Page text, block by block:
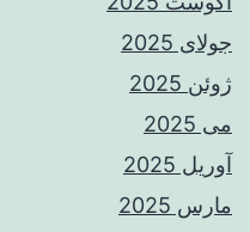
جولای 2025
ژوئن 2025
می 2025
آوریل 2025
مارس 2025